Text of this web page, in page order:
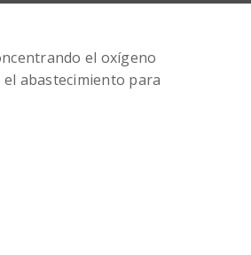
el oxígeno
abastecimiento para